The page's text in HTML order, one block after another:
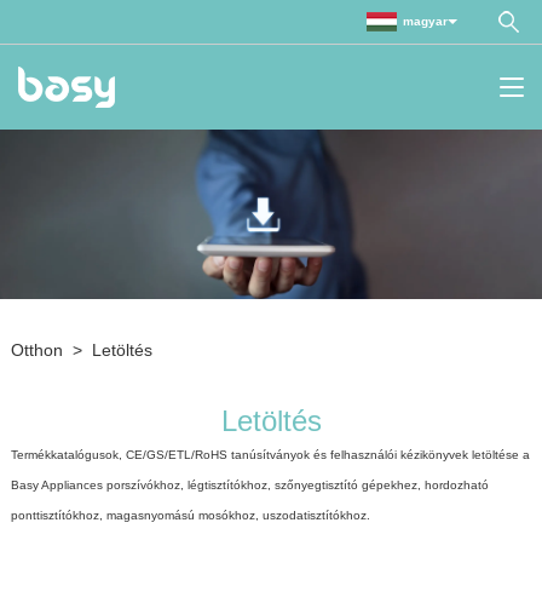
magyar
Otthon > Letöltés
Letöltés
Termékkatalógusok, CE/GS/ETL/RoHS tanúsítványok és felhasználói kézikönyvek letöltése a
Basy Appliances porszívókhoz, légtisztítókhoz, szőnyegtisztító gépekhez, hordozható
ponttisztítókhoz, magasnyomású mosókhoz, uszodatisztítókhoz.